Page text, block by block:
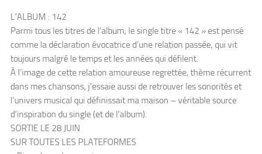
L’ALBUM : 142
Parmi tous les titres de l’album, le single titre « 142 » est pensé
comme la déclaration évocatrice d’une relation passée, qui vit
toujours malgré le temps et les années qui défilent.
À l’image de cette relation amoureuse regrettée, thème récurrent
dans mes chansons, j’essaie aussi de retrouver les sonorités et
l’univers musical qui définissait ma maison – véritable source
d’inspiration du single (et de l’album).
SORTIE LE 28 JUIN
SUR TOUTES LES PLATEFORMES